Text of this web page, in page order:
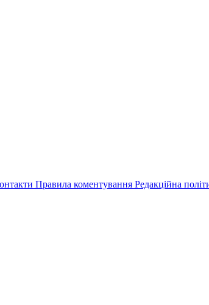
Правила коментування Редакційна